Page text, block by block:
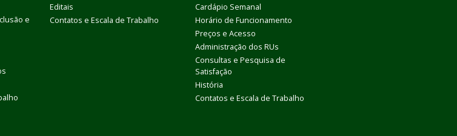
e
Editais
Contatos e Escala de Trabalho
Cardápio Semanal
Horário de Funcionamento
Preços e Acesso
Administração dos RUs
Consultas e Pesquisa de
Satisfação
História
Contatos e Escala de Trabalho